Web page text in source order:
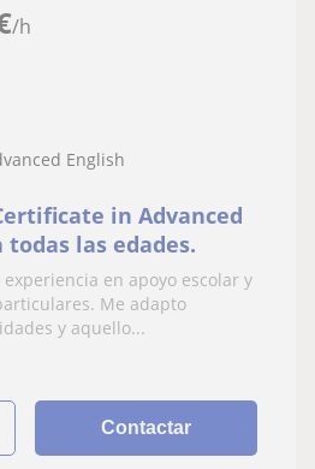
/h
English
in Advanced
las edades.
en apoyo escolar y
Me adapto
y aquello...
Contactar